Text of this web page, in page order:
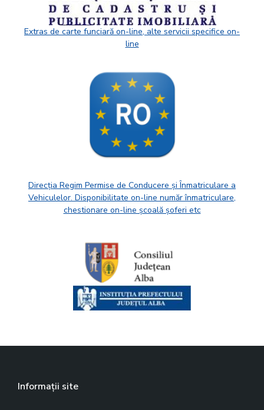
Extras de carte funciară on-line, alte servicii specifice on-
line
Direcția Regim Permise de Conducere și Înmatriculare a
Vehiculelor. Disponibilitate on-line număr înmatriculare,
chestionare on-line școală șoferi etc
Informații site